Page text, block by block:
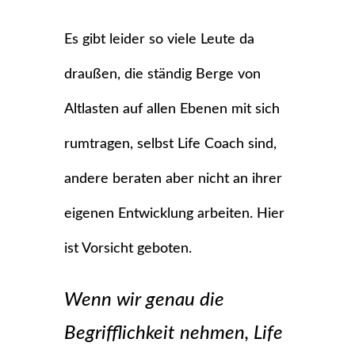
Es gibt leider so viele Leute da
draußen, die ständig Berge von
Altlasten auf allen Ebenen mit sich
rumtragen, selbst Life Coach sind,
andere beraten aber nicht an ihrer
eigenen Entwicklung arbeiten. Hier
ist Vorsicht geboten.
Wenn wir genau die
Begrifflichkeit nehmen, Life